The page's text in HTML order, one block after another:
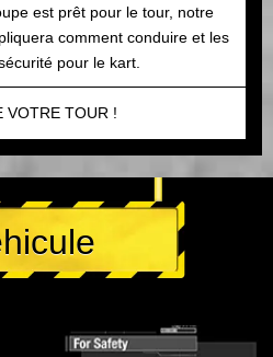
est prêt pour le tour, notre
comment conduire et les
pour le kart.
VOTRE TOUR !